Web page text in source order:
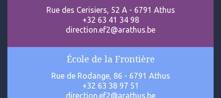
Rue des Cerisiers, 52 A - 6791 Athus
+32 63 41 34 98
direction.ef2@arathus.be
École de la Frontière
Rue de Rodange, 86 - 6791 Athus
+32 63 38 97 51
direction.ef2@arathus.be